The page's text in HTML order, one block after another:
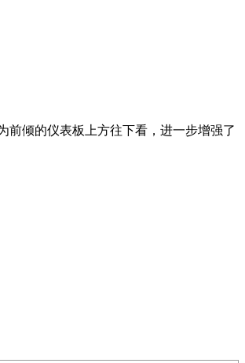
前倾的仪表板上方往下看，进一步增强了